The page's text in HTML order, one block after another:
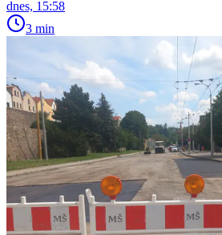
dnes, 15:58
3 min